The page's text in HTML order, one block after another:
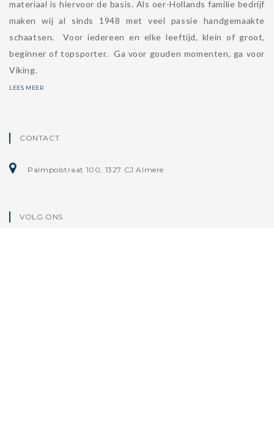
materiaal is hiervoor de basis. Als oer-Hollands familie bedrijf
maken wij al sinds 1948 met veel passie handgemaakte
schaatsen. Voor iedereen en elke leeftijd, klein of groot,
beginner of topsporter. Ga voor gouden momenten, ga voor
Viking.
LEES MEER
CONTACT
Palmpolstraat 100, 1327 CJ Almere
VOLG ONS